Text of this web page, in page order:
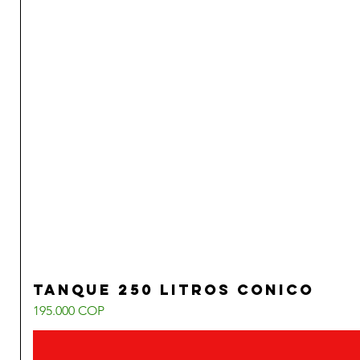
Tanque 250 Litros Conico
Precio
195.000 COP